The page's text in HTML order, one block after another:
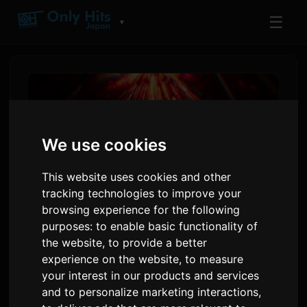
We use cookies
This website uses cookies and other
tracking technologies to improve your
browsing experience for the following
purposes:to enable basic functionality of
the website,to provide a better
experience on the website,to measure
your interest in our products and services
and to personalize marketing interactions,
▼ ☰
PLAVE Announces First
World Tour 'KEEP IT MANIC'
for 2026